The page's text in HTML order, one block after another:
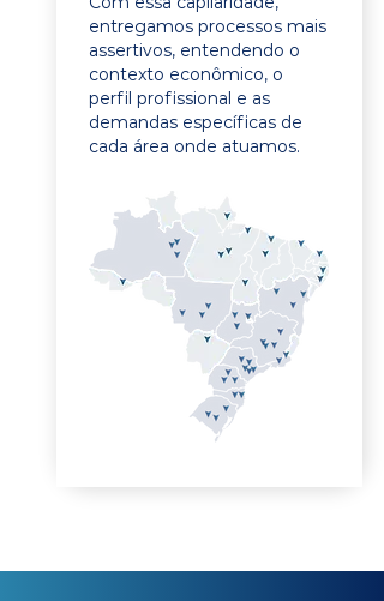
entregamos processos mais
assertivos, entendendo o
contexto econômico, o
perfil profissional e as
demandas específicas de
cada área onde atuamos.